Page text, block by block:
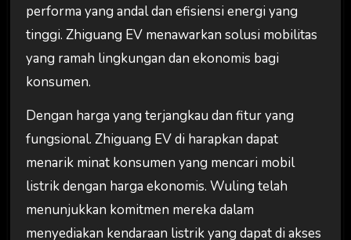
performa yang andal dan efisiensi energi yang
tinggi. Zhiguang EV menawarkan solusi mobilitas
yang ramah lingkungan dan ekonomis bagi
konsumen.
Dengan harga yang terjangkau dan fitur yang
fungsional. Zhiguang EV di harapkan dapat
menarik minat konsumen yang mencari mobil
listrik dengan harga ekonomis. Wuling telah
menunjukkan komitmen mereka dalam
menyediakan kendaraan listrik yang dapat di akses